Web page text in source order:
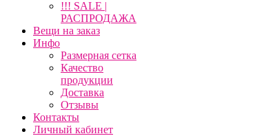
!!! SALE |
РАСПРОДАЖА
Вещи на заказ
Инфо
Размерная сетка
Качество
продукции
Доставка
Отзывы
Контакты
Личный кабинет